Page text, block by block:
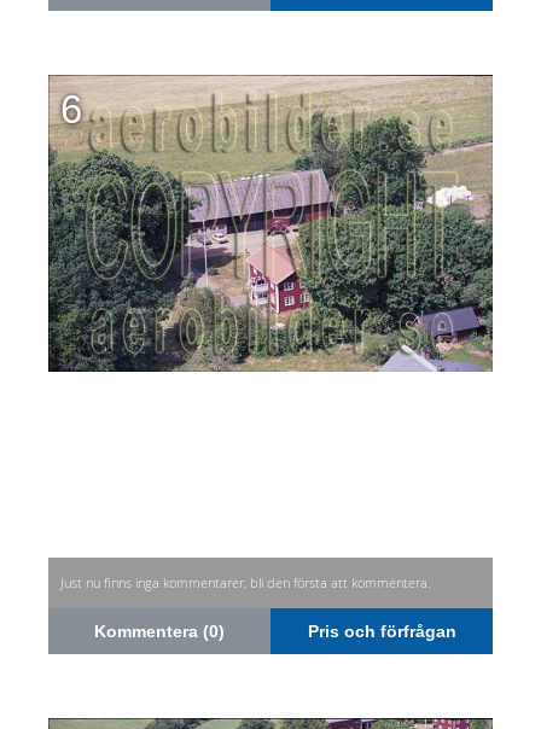
6
Just nu finns inga kommentarer, bli den första att kommentera.
Kommentera (0) Pris och förfrågan